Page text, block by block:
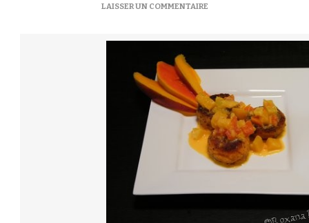
LAISSER UN COMMENTAIRESUR
SAUCE
–
PESCADO
SALSA
CARIBE